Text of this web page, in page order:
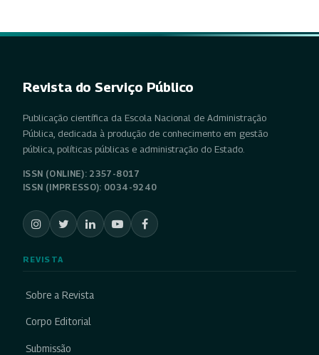
Revista do Serviço Público
Publicação científica da Escola Nacional de Administração
Pública, dedicada à produção de conhecimento em gestão
pública, políticas públicas e administração do Estado.
ISSN (ONLINE): 2357-8017
ISSN (IMPRESSO): 0034-9240
REVISTA
Sobre a Revista
Corpo Editorial
Submissão